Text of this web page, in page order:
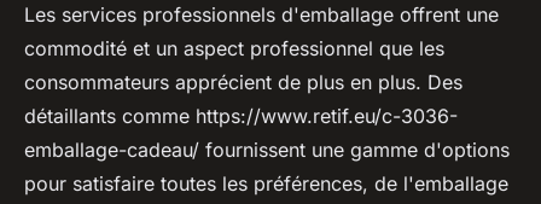
Les services professionnels d'emballage offrent une
commodité et un aspect professionnel que les
consommateurs apprécient de plus en plus. Des
détaillants comme https://www.retif.eu/c-3036-
emballage-cadeau/ fournissent une gamme d'options
pour satisfaire toutes les préférences, de l'emballage